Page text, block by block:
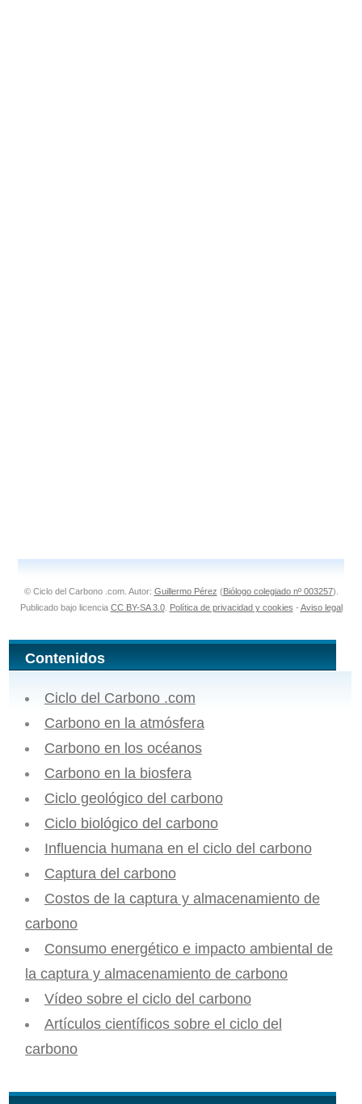
Contenidos
Ciclo del Carbono .com
Carbono en la atmósfera
Carbono en los océanos
Carbono en la biosfera
Ciclo geológico del carbono
Ciclo biológico del carbono
Influencia humana en el ciclo del carbono
Captura del carbono
Costos de la captura y almacenamiento de
carbono
Consumo energético e impacto ambiental de
la captura y almacenamiento de carbono
Vídeo sobre el ciclo del carbono
Artículos científicos sobre el ciclo del
carbono
© Ciclo del Carbono .com. Autor: Guillermo Pérez (Biólogo colegiado nº 003257).
Publicado bajo licencia CC BY-SA 3.0. Política de privacidad y cookies - Aviso legal